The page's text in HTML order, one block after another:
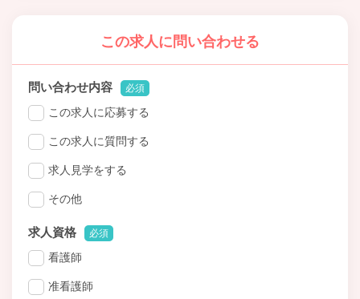
この求人に問い合わせる
問い合わせ内容 必須
この求人に応募する
この求人に質問する
求人見学をする
その他
求人資格 必須
看護師
准看護師